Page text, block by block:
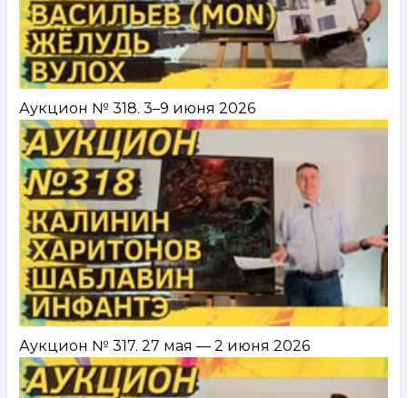
Аукцион № 318. 3–9 июня 2026
Аукцион № 317. 27 мая — 2 июня 2026